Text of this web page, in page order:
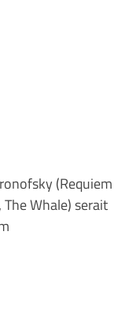
(Requiem
Whale) serait